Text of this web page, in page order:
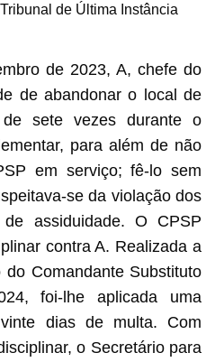
de Última Instância
de 2023, A, chefe do
de abandonar o local de
sete vezes durante o
para além de não
em serviço; fê-lo sem
se da violação dos
assiduidade. O CPSP
contra A. Realizada a
Comandante Substituto
foi-lhe aplicada uma
dias de multa. Com
o Secretário para